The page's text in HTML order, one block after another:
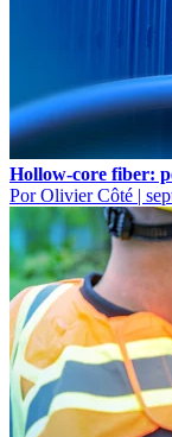
Hollow-core fiber:
Por Olivier Côté |